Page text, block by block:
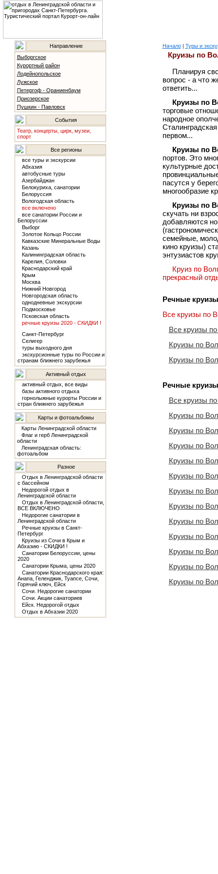
Направление
Выборгское
Курортный район
Лодейнопольское
Лужское
Петергоф - Ораниенбаум
Приозерское
Пушкин - Павловск
События
Театр, концерты, цирк, музеи,
спорт
Все регионы
все туры и экскурсии
Абхазия
автобусные туры
Азербайджан
Белокуриха, санатории
Белоруссия
Вологодская область
все включено
все санатории России и
Белоруссии
Выборг
Золотое Кольцо России
Кавказские Минеральные Воды
Казань
Калининградская область
Карелия, Соловки
Краснодарский край
Крым
Москва
Нижний Новгород
Новгородская область
однодневные экскурсии
Подмосковье
Псковская область
речные круизы 2020 - СКИДКИ !
Санкт-Петербург
Селигер
туры выходного дня
экскурсионные туры по России и
странам ближнего зарубежья
Активный отдых
активный отдых, все виды
базы активного отдыха
горнолыжные курорты России и
стран ближнего зарубежья
Карты и фотоальбомы
Карты Ленинградской области
Флаг и герб Ленинградской
области
Ленинградская область:
фотоальбом
Разное
Отдых в Ленинградской области
с бассейном
Недорогой отдых в
Ленинградской области
Отдых в Ленинградской области,
ВСЕ ВКЛЮЧЕНО
Недорогие санатории в
Ленинградской области
Речные круизы в Санкт-
Петербург
Круизы из Сочи в Крым и
Абхазию - СКИДКИ !
Санатории Белоруссии, цены
2020
Санатории Крыма, цены 2020
Санатории Краснодарского края:
Анапа, Геленджик, Туапсе, Сочи,
Горячий ключ, Ейск
Сочи. Недорогие санатории
Сочи. Акции санаториев
Ейск. Недорогой отдых
Отдых в Абхазии 2020
Начало| Туры и
Круизы по
Планируя
вопрос - а что
ответить...
Круизы по
торговые
народное
первом...
Круизы по
портов. Это
культурные
пасутся у
многообразие
Круизы по
скучать ни
добавляются
семейные,
кино круизы)
энтузиастов
Круиз по
прекрасный
Речные
Все круизы по
Все круизы
Круизы по
Круизы по
Речные
Все круизы
Круизы по
Круизы по
Круизы по
Круизы по
Круизы по
Круизы по
Круизы по
Круизы по
Круизы по
Круизы по
Круизы по
Круизы по